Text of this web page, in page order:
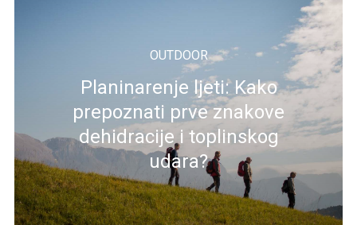
OUTDOOR
Planinarenje ljeti: Kako
prepoznati prve znakove
dehidracije i toplinskog
udara?